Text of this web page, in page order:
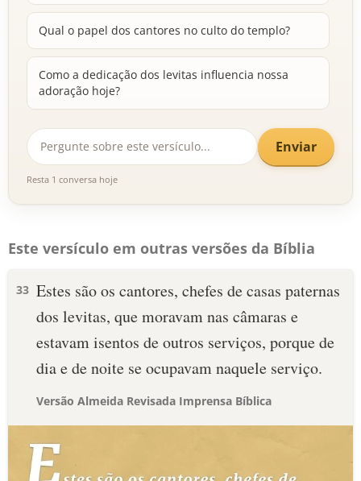
Qual o papel dos cantores no culto do templo?
Como a dedicação dos levitas influencia nossa
adoração hoje?
Enviar
Resta 1 conversa hoje
Este versículo em outras versões da Bíblia
33 Estes são os cantores, chefes de casas paternas
dos levitas, que moravam nas câmaras e
estavam isentos de outros serviços, porque de
dia e de noite se ocupavam naquele serviço.
Versão Almeida Revisada Imprensa Bíblica